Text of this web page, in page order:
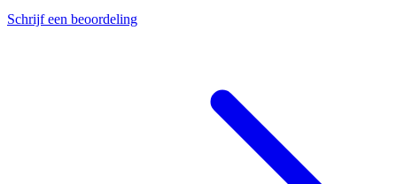
Schrijf een beoordeling